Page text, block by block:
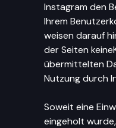
Instagram den
Ihrem
weisen darauf
der Seiten
übermittelten
Nutzung durch
Soweit eine
eingeholt